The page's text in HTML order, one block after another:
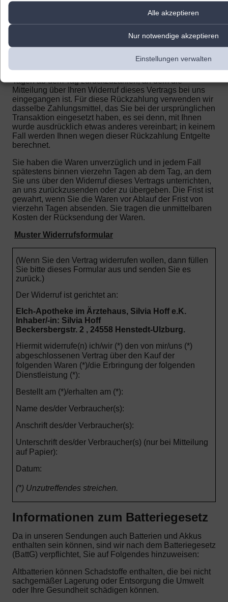
Alle akzeptieren
Nur notwendige akzeptieren
Einstellungen verwalten
Wenn Sie diesen Vertrag widerrufen, haben wir Ihnen
alle Zahlungen, die wir von Ihnen erhalten haben,
einschließlich der Lieferkosten (mit Ausnahme der
angebotene, günstigste Standardlieferung gewählt
haben), unverzüglich und spätestens binnen vierzehn
Tagen ab dem Tag zurückzuzahlen, an dem die
Mitteilung über Ihren Widerruf dieses Vertrags bei uns
eingegangen ist. Für diese Rückzahlung verwenden wir
dasselbe Zahlungsmittel, das Sie bei der ursprünglichen
Transaktion eingesetzt haben, es sei denn, mit Ihnen
wurde ausdrücklich etwas anderes vereinbart; in keinem
Fall werden Ihnen wegen dieser Rückzahlung Entgelte
berechnet.
Sie haben die Waren unverzüglich und in jedem Fall
spätestens binnen vierzehn Tagen ab dem Tag, an dem
Sie uns über den Widerruf dieses Vertrags unterrichten,
an uns zurückzusenden oder zu übergeben. Die Frist ist
gewahrt, wenn Sie die Waren vor Ablauf der Frist von
vierzehn Tagen absenden. Sie tragen die unmittelbaren
Kosten der Rücksendung der Waren.
Muster Widerrufsformular
(Wenn Sie den Vertrag widerrufen wollen, dann füllen
Sie bitte dieses Formular aus und senden Sie es
zurück.)
Der Widerruf ist gerichtet an:
Elch-Apotheke im Ärztehaus, Silvia Hoff e.K.
Inhaber/-in: Silvia Hoff
Beckersbergstr. 2 , 24558 Henstedt-Ulzburg.
Hiermit widerrufe(n) ich/wir (*) den von mir/uns (*)
abgeschlossenen Vertrag über den Kauf der
folgenden Waren (*)/die Erbringung der folgenden
Dienstleistung (*):
Bestellt am (*)/erhalten am (*):
Name des/der Verbraucher(s):
Anschrift des/der Verbraucher(s):
Unterschrift des/der Verbraucher(s) (nur bei Mitteilung
auf Papier):
Datum:
(*) Unzutreffendes streichen.
Informationen zum Batteriegesetz
Da in unseren Sendungen auch Batterien und Akkus
enthalten sein können, sind wir nach dem Batteriegesetz
(BattG) verpflichtet, Sie auf Folgendes hinzuweisen:
Altbatterien können Schadstoffe enthalten, die bei nicht
sachgemäßer Lagerung oder Entsorgung die Umwelt
oder Ihre Gesundheit schädigen können.